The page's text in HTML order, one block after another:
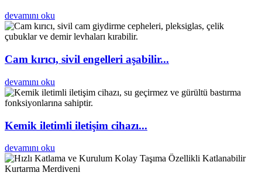
devamını oku
Cam kırıcı, sivil engelleri aşabilir...
devamını oku
Kemik iletimli iletişim cihazı...
devamını oku